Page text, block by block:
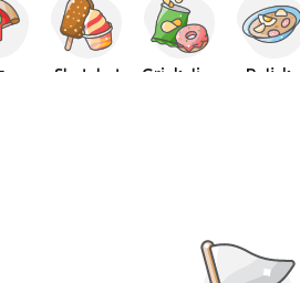
Sladoled Grickalice Poljska